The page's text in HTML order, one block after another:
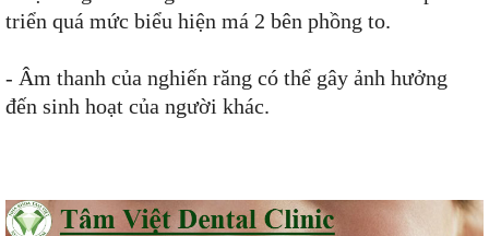
triển quá mức biểu hiện má 2 bên phồng to.
- Âm thanh của nghiến răng có thể gây ảnh hưởng
đến sinh hoạt của người khác.